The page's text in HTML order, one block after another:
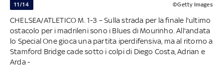
11/14 ©Getty Images
CHELSEA/ATLETICO M. 1-3 – Sulla strada per la finale l'ultimo
ostacolo per i madrileni sono i Blues di Mourinho. All'andata
lo Special One gioca una partita iperdifensiva, ma al ritorno a
Stamford Bridge cade sotto i colpi di Diego Costa, Adrian e
Arda -